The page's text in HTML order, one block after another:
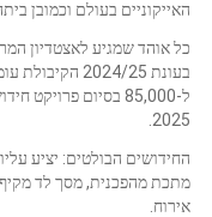
האייקוניים בעולם וכמובן
כל אוהד שמגיע לאצטדיון
2025.
החידושים הבולטים: יציע
מתכת מהפכנית, מסך לד
אירוח.